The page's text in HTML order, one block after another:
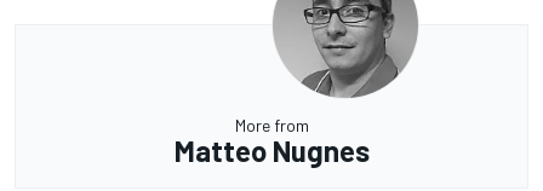
More from
Matteo Nugnes